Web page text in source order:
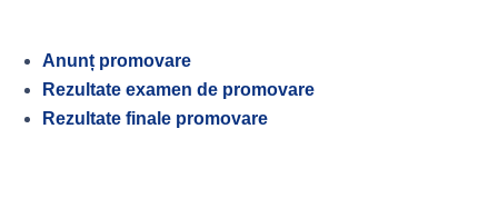
Anunț promovare
Rezultate examen de promovare
Rezultate finale promovare